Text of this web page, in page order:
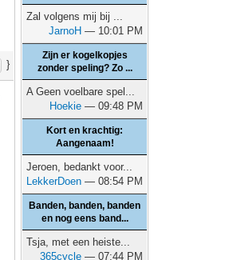
}
Zal volgens mij bij ...
JarnoH — 10:01 PM
Zijn er kogelkopjes
zonder speling? Zo ...
A Geen voelbare spel...
Hoekie — 09:48 PM
Kort en krachtig:
Aangenaam!
Jeroen, bedankt voor...
LekkerDoen — 08:54 PM
Banden, banden, banden
en nog eens band...
Tsja, met een heiste...
365cycle — 07:44 PM